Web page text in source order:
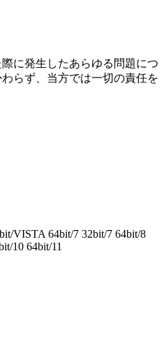
に発生したあらゆる問題につ
らず、当方では一切の責任を
VISTA 64bit/7 32bit/7 64bit/8
10 64bit/11